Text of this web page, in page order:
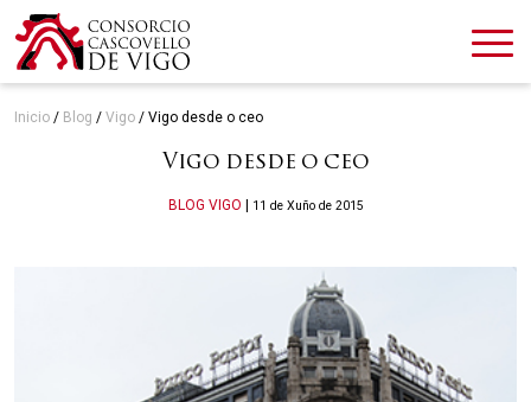
Inicio / Blog / Vigo / Vigo desde o ceo
Vigo desde o ceo
Categories
BLOG VIGO 11 de Xuño de 2015